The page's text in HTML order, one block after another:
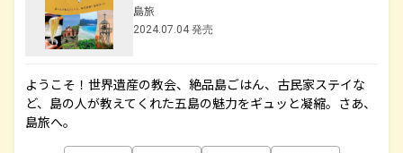
島旅
2024.07.04 発売
ようこそ！世界遺産の教会、絶品島ごはん、古民家ステイな
ど、島の人が教えてくれた五島の魅力をギュッと凝縮。さあ、
島旅へ。